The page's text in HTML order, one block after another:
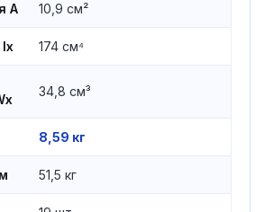
A 10,9 см²
174 см⁴
34,8 см³
8,59 кг
51,5 кг